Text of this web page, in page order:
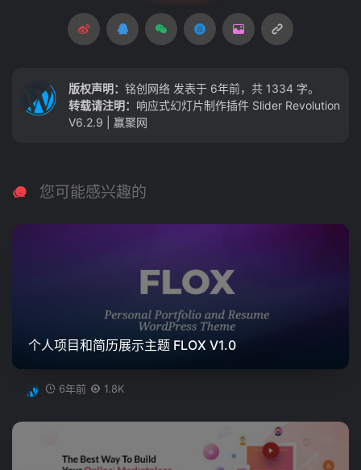
版权声明： 铭创网络 发表于 6年前，共 1334 字。
转载请注明： 响应式幻灯片制作插件 Slider Revolution
V6.2.9 | 赢聚网
您可能感兴趣的
个人项目和简历展示主题 FLOX V1.0
6年前 1.8K